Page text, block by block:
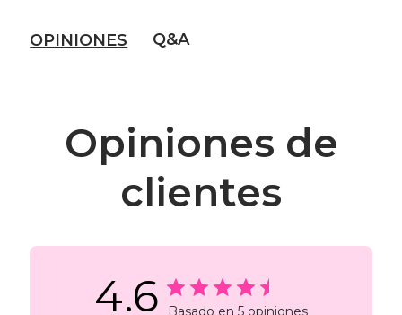
OPINIONES Q&A
Opiniones de
clientes
4.6 Basado en 5 opiniones